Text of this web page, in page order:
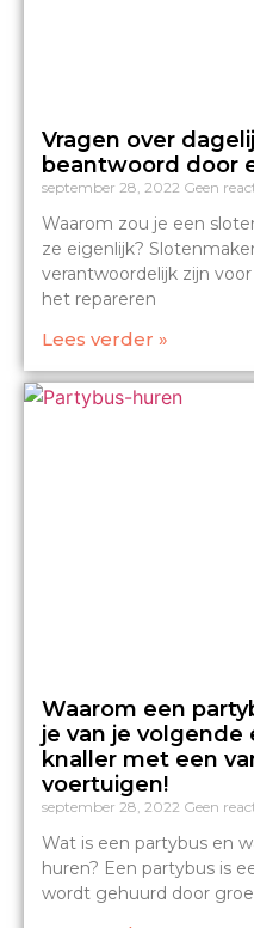
Vragen over
beantwoord door
september 28, 2022 Geen
Waarom zou je een
ze eigenlijk?
verantwoordelijk zijn
het repareren
Lees verder »
Waarom een
je van je
knaller met een
voertuigen!
september 28, 2022 Geen
Wat is een partybus en
huren? Een partybus is
wordt gehuurd door